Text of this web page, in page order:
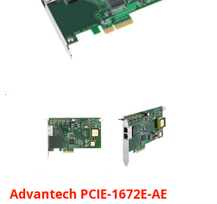
Advantech PCIE-1672E-AE